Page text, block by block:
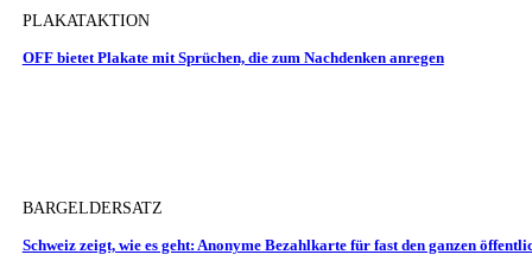
PLAKATAKTION
OFF bietet Plakate mit Sprüchen, die zum Nachdenken anregen
BARGELDERSATZ
Schweiz zeigt, wie es geht: Anonyme Bezahlkarte für fast den ganzen